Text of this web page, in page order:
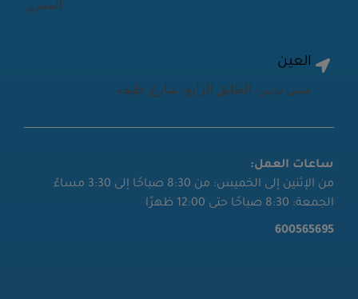
الممزر.
العين
مبنى تدبير، الطابق الرابع، شارع خليفة
ساعات العمل:
من الإثنين إلى الخميس: من 8:30 صباحًا إلى 3:30 مساءً
الجمعة: 8:30 صباحًا حتى 12:00 ظهرًا
600565695